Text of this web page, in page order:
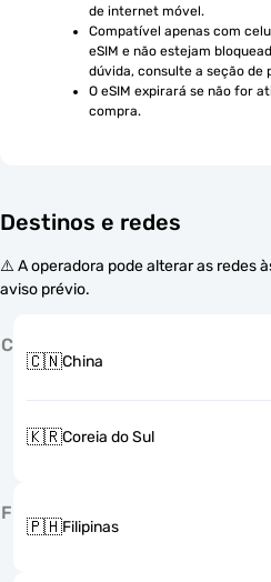
de internet móvel.
Compatível apenas com
eSIM e não estejam
dúvida, consulte a seção de
O eSIM expirará se não for
compra.
Destinos e redes
⚠️ A operadora pode alterar as redes
aviso prévio.
C
🇨🇳China
🇰🇷Coreia do Sul
F
🇵🇭Filipinas